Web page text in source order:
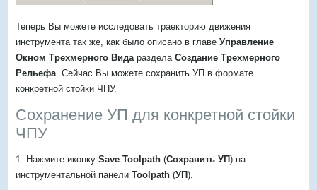
Теперь Вы можете исследовать траекторию движения
инструмента так же, как было описано в главеУправление
Окном Трехмерного Вида разделаСоздание Трехмерного
Рельефа . Сейчас Вы можете сохранить УП в формате
конкретной стойки ЧПУ.
Сохранение УП для конкретной стойки
ЧПУ
1. Нажмите иконкуSave Toolpath (Сохранить УП) на
инструментальной панели Toolpath (УП).